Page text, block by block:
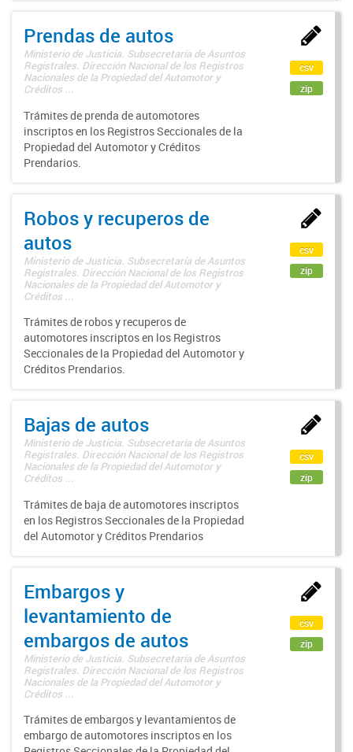
Prendas de autos
Ministerio de Justicia. Subsecretaría de Asuntos
Registrales. Dirección Nacional de los Registros
Nacionales de la Propiedad del Automotor y
Créditos ...
Trámites de prenda de automotores
inscriptos en los Registros Seccionales de la
Propiedad del Automotor y Créditos
Prendarios.
csv
zip
Robos y recuperos de
autos
Ministerio de Justicia. Subsecretaría de Asuntos
Registrales. Dirección Nacional de los Registros
Nacionales de la Propiedad del Automotor y
Créditos ...
Trámites de robos y recuperos de
automotores inscriptos en los Registros
Seccionales de la Propiedad del Automotor y
Créditos Prendarios.
csv
zip
Bajas de autos
Ministerio de Justicia. Subsecretaría de Asuntos
Registrales. Dirección Nacional de los Registros
Nacionales de la Propiedad del Automotor y
Créditos ...
Trámites de baja de automotores inscriptos
en los Registros Seccionales de la Propiedad
del Automotor y Créditos Prendarios
csv
zip
Embargos y
levantamiento de
embargos de autos
Ministerio de Justicia. Subsecretaría de Asuntos
Registrales. Dirección Nacional de los Registros
Nacionales de la Propiedad del Automotor y
Créditos ...
Trámites de embargos y levantamientos de
embargo de automotores inscriptos en los
csv
zip